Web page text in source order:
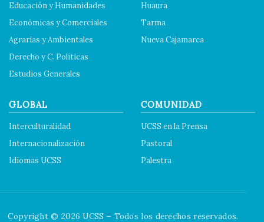
Educación y Humanidades
Económicas y Comerciales
Agrarias y Ambientales
Derecho y C. Políticas
Estudios Generales
Huaura
Tarma
Nueva Cajamarca
GLOBAL
Interculturalidad
Internacionalización
Idiomas UCSS
COMUNIDAD
UCSS en la Prensa
Pastoral
Palestra
Copyright © 2026 UCSS – Todos los derechos reservados.